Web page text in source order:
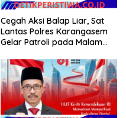
Cegah Aksi Balap Liar, Sat
Lantas Polres Karangasem
Gelar Patroli pada Malam